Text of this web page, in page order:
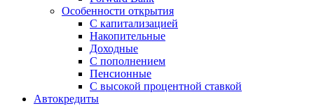
Особенности открытия
С капитализацией
Накопительные
Доходные
С пополнением
Пенсионные
С высокой процентной ставкой
Автокредиты